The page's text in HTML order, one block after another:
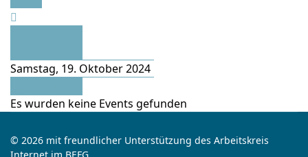
Samstag, 19. Oktober 2024
Es wurden keine Events gefunden
© 2026 mit freundlicher Unterstützung des Arbeitskreis